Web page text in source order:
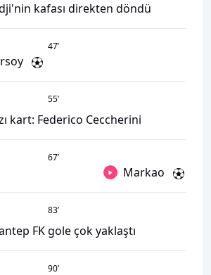
kafası direkten döndü
47’
55’
kart: Federico Ceccherini
67’
Markao
83’
FK gole çok yaklaştı
90’